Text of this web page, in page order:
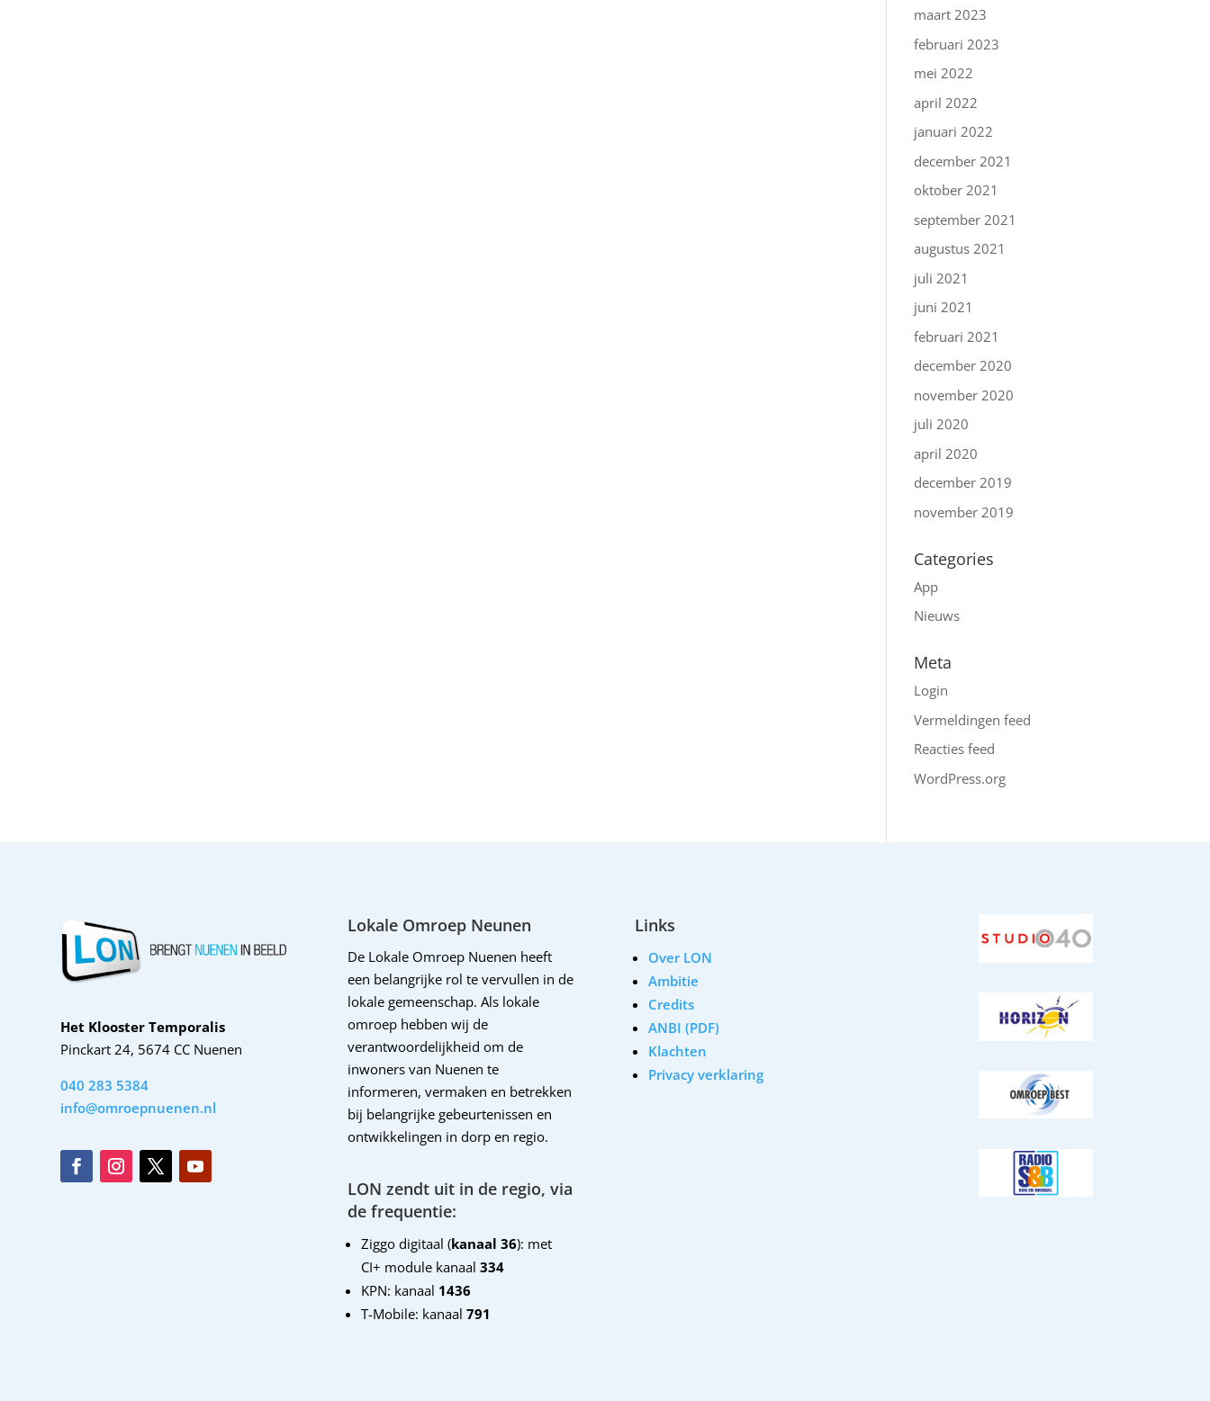
maart 2023
februari 2023
mei 2022
april 2022
januari 2022
december 2021
oktober 2021
september 2021
augustus 2021
juli 2021
juni 2021
februari 2021
december 2020
november 2020
juli 2020
april 2020
december 2019
november 2019
Categories
App
Nieuws
Meta
Login
Vermeldingen feed
Reacties feed
WordPress.org
Het Klooster Temporalis
Pinckart 24, 5674 CC Nuenen
040 283 5384
info@omroepnuenen.nl
Lokale Omroep Neunen
De Lokale Omroep Nuenen heeft
een belangrijke rol te vervullen in de
lokale gemeenschap. Als lokale
omroep hebben wij de
verantwoordelijkheid om de
inwoners van Nuenen te
informeren, vermaken en betrekken
bij belangrijke gebeurtenissen en
ontwikkelingen in dorp en regio.
LON zendt uit in de regio, via
de frequentie:
Ziggo digitaal (kanaal 36): met
CI+ module kanaal 334
KPN: kanaal 1436
T-Mobile: kanaal791
Links
Over LON
Ambitie
Credits
ANBI (PDF)
Klachten
Privacy verklaring